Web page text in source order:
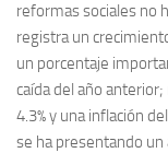
reformas sociales no
registra un
un porcentaje
caída del año
4.3% y una inflación
se ha presentando